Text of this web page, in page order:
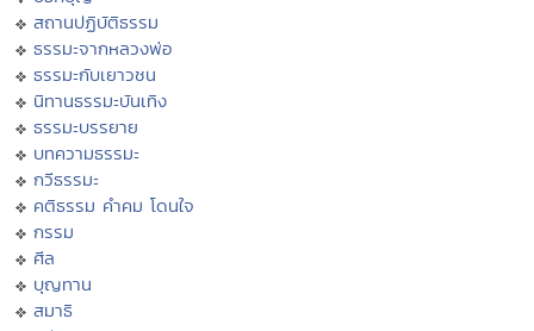
สถานปฏิบัติธรรม
ธรรมะจากหลวงพ่อ
ธรรมะกับเยาวชน
นิทานธรรมะบันเทิง
ธรรมะบรรยาย
บทความธรรมะ
กวีธรรมะ
คติธรรม คำคม โดนใจ
กรรม
ศีล
บุญทาน
สมาธิ